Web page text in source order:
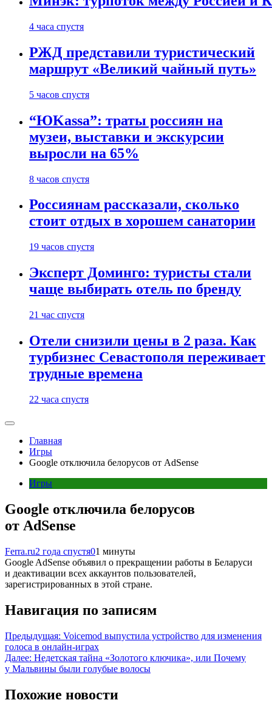
4 часа спустя
РЖД представили туристический
маршрут «Великий чайный путь»
5 часов спустя
“ЮKassa”: траты россиян на
музеи, выставки и экскурсии
выросли на 65%
8 часов спустя
Россиянам рассказали, сколько
стоит отдых в хорошем санатории
19 часов спустя
Эксперт Доминго: туристы стали
чаще выбирать отель по бренду
21 час спустя
Отели снизили цены в 2 раза. Как
турбизнес Севастополя переживает
трудные времена
22 часа спустя
Главная
Игры
Google отключила белорусов от AdSense
Игры
Google отключила белорусов
от AdSense
Ferra.ru2 года спустя01 минуты
Google AdSense объявил о прекращении работы в Беларуси
и деактивации всех аккаунтов пользователей,
зарегистрированных в этой стране.
Навигация по записям
Предыдущая: Voicemod выпустила устройство для изменения
голоса в онлайн-играх
Далее: Недетская тайна «Золотого ключика», или Почему
у Мальвины были голубые волосы
Похожие новости